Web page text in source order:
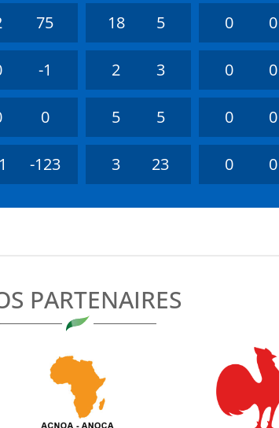
75 18 5 0 0
-1 2 3 0 0
0 5 5 0 0
-123 3 23 0 0
PARTENAIRES